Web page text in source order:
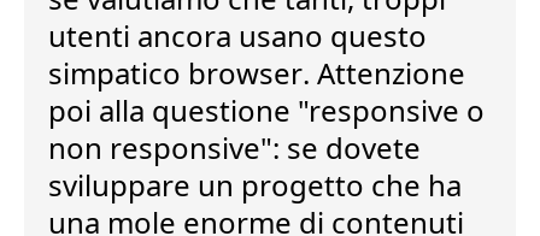
utenti ancora usano questo
simpatico browser. Attenzione
poi alla questione "responsive o
non responsive": se dovete
sviluppare un progetto che ha
una mole enorme di contenuti